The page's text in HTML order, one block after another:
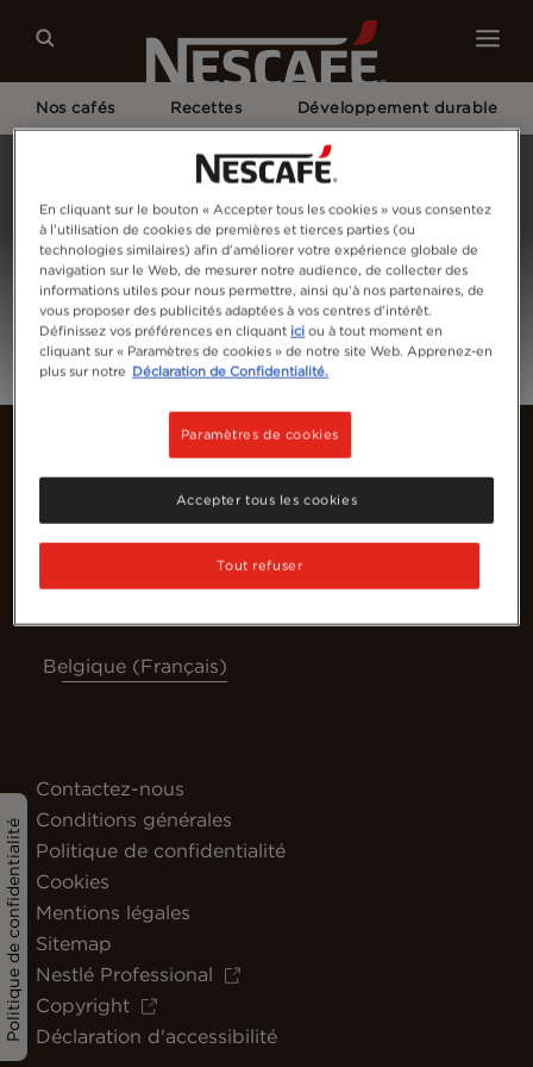
Nos cafés Recettes Développement durable
Connectez-vous
Politique de confidentialité
Belgique (Français)
Contactez-nous
Conditions générales
Politique de confidentialité
Cookies
Mentions légales
Sitemap
Nestlé Professional
Copyright
Déclaration d'accessibilité
En cliquant sur le bouton « Accepter tous les cookies » vous consentez
à l’utilisation de cookies de premières et tierces parties (ou
technologies similaires) afin d’améliorer votre expérience globale de
navigation sur le Web, de mesurer notre audience, de collecter des
informations utiles pour nous permettre, ainsi qu’à nos partenaires, de
vous proposer des publicités adaptées à vos centres d’intérêt.
Définissez vos préférences en cliquant ici ou à tout moment en
cliquant sur « Paramètres de cookies » de notre site Web. Apprenez-en
plus sur notre Déclaration de Confidentialité.
Paramètres de cookies
Tout refuser
Accepter tous les cookies